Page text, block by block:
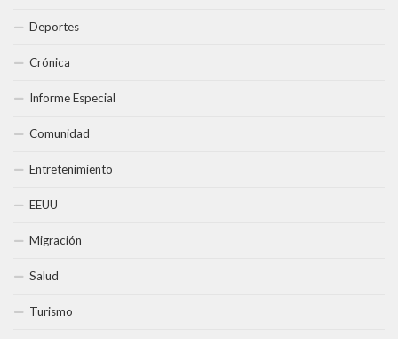
Deportes
Crónica
Informe Especial
Comunidad
Entretenimiento
EEUU
Migración
Salud
Turismo